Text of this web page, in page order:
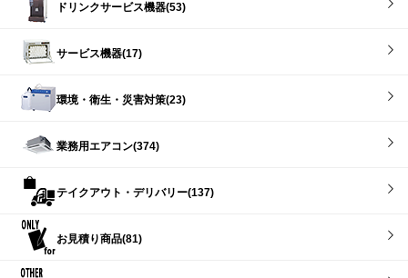
ドリンクサービス機器(53)
サービス機器(17)
環境・衛生・災害対策(23)
業務用エアコン(374)
テイクアウト・デリバリー(137)
お見積り商品(81)